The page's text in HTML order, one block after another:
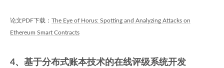
论文PDF下载： The Eye of Horus: Spotting and Analyzing Attacks on
Ethereum Smart Contracts
4、基于分布式账本技术的在线评级系统开发